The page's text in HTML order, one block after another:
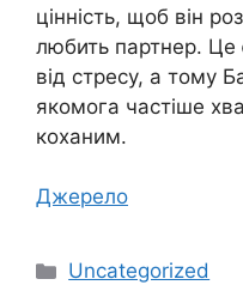
цінність, щоб він
любить партнер. Це
від стресу, а тому
якомога частіше
коханим.
Джерело
Категорії
Uncategorized